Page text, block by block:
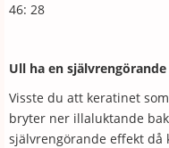
46: 28
Ull ha en
Visste du att keratinet
bryter ner illaluktande
självrengörande effekt då